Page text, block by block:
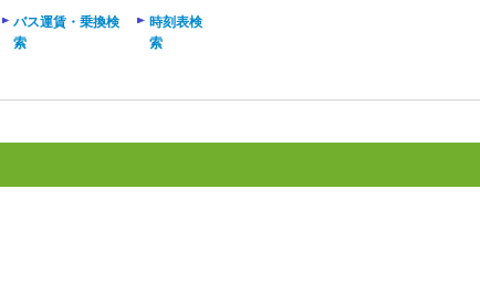
バス運賃・乗換検
索
時刻表検
索